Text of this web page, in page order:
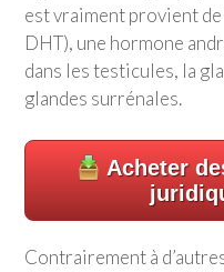
est vraiment provient
DHT), une hormone
dans les testicules, la
glandes surrénales.
Acheter
Contrairement à